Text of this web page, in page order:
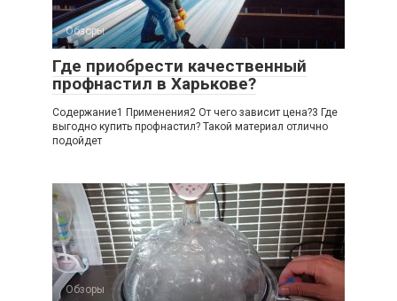
Обзоры
Где приобрести качественный
профнастил в Харькове?
Содержание1 Применения2 От чего зависит цена?3 Где
выгодно купить профнастил? Такой материал отлично
подойдет
Обзоры